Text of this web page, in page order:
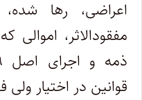
اعراضی، رها
مفقود‌الاثر،
قوانین در اختیار